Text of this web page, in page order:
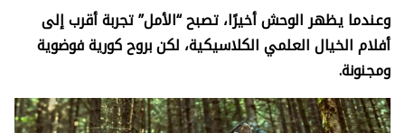
وعندما يظهر الوحش أخيرًا، تصبح “الأمل” تجربة أقرب إلى
أفلام الخيال العلمي الكلاسيكية، لكن بروح كورية فوضوية
ومجنونة.